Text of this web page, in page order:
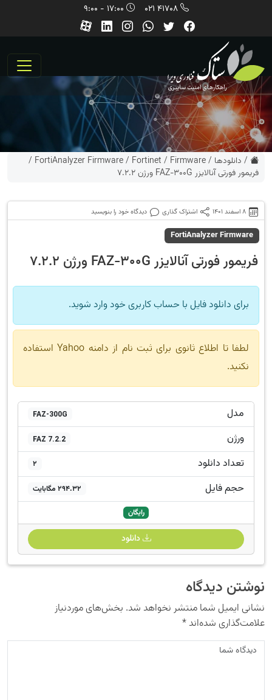
41708 021
/ دانلودها /
Firmware
/
Fortinet
/
FortiAnalyzer Firmware
/
فریمور فورتی آنالایزر FAZ-300G ورژن 7.2.2
8 اسفند 1401 اشتراک گذاری دیدگاه خود را بنویسید
FortiAnalyzer Firmware
فریمور فورتی آنالایزر FAZ-300G ورژن 7.2.2
برای دانلود فایل با حساب کاربری خود وارد شوید.
لطفا تا اطلاع ثانوی برای ثبت نام از دامنه Yahoo استفاده
نکنید.
مدل FAZ-300G
ورژن FAZ 7.2.2
تعداد دانلود 2
حجم فایل 294.32 مگابایت
رایگان
دانلود
نوشتن دیدگاه
نشانی ایمیل شما منتشر نخواهد شد. بخش‌های موردنیاز
علامت‌گذاری شده‌اند*